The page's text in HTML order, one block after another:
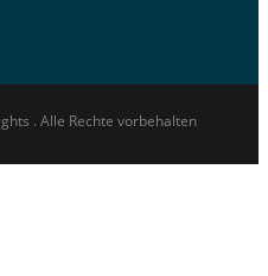
. Alle Rechte vorbehalten